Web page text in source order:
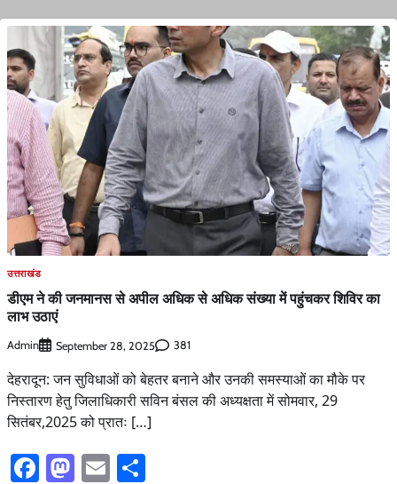
उत्तराखंड
डीएम ने की जनमानस से अपील अधिक से अधिक संख्या में पहुंचकर शिविर का
लाभ उठाएं
Admin September 28, 2025 381
देहरादून: जन सुविधाओं को बेहतर बनाने और उनकी समस्याओं का मौके पर
निस्तारण हेतु जिलाधिकारी सविन बंसल की अध्यक्षता में सोमवार, 29
सितंबर,2025 को प्रातः […]
Facebook
Mastodon
Email